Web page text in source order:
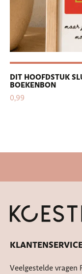
DIT HOOFDSTUK
BOEKENBON
0,99
Veelgestelde vragen